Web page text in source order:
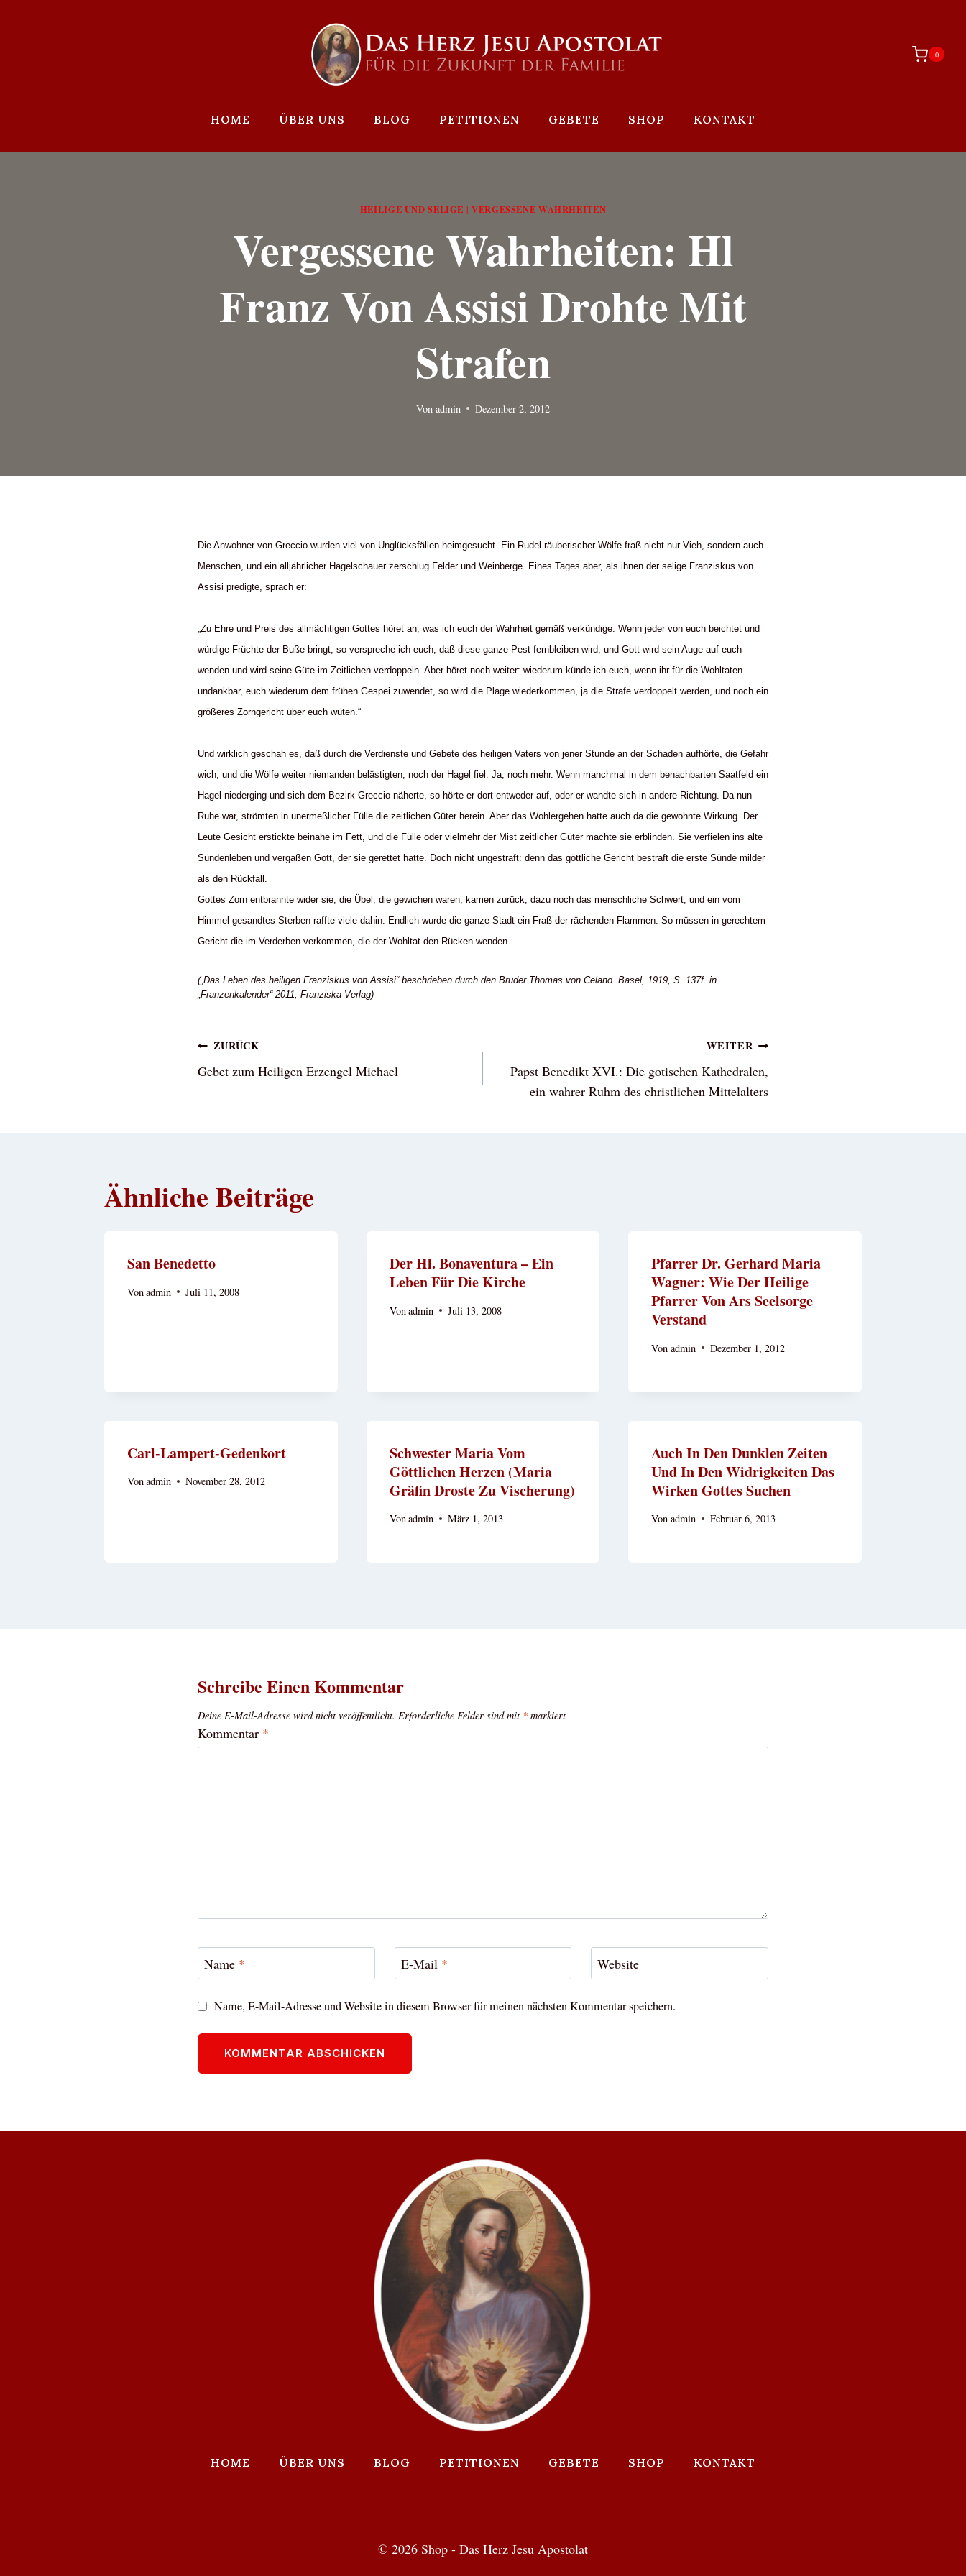
0
HOME ÜBER UNS BLOG PETITIONEN GEBETE SHOP KONTAKT
HEILIGE UND SELIGE | VERGESSENE WAHRHEITEN
Vergessene Wahrheiten: Hl
Franz Von Assisi Drohte Mit
Strafen
Von admin Dezember 2, 2012
Die Anwohner von Greccio wurden viel von Unglücksfällen heimgesucht. Ein Rudel räuberischer Wölfe fraß nicht nur Vieh, sondern auch
Menschen, und ein alljährlicher Hagelschauer zerschlug Felder und Weinberge. Eines Tages aber, als ihnen der selige Franziskus von
Assisi predigte, sprach er:
„Zu Ehre und Preis des allmächtigen Gottes höret an, was ich euch der Wahrheit gemäß verkündige. Wenn jeder von euch beichtet und
würdige Früchte der Buße bringt, so verspreche ich euch, daß diese ganze Pest fernbleiben wird, und Gott wird sein Auge auf euch
wenden und wird seine Güte im Zeitlichen verdoppeln. Aber höret noch weiter: wiederum künde ich euch, wenn ihr für die Wohltaten
undankbar, euch wiederum dem frühen Gespei zuwendet, so wird die Plage wiederkommen, ja die Strafe verdoppelt werden, und noch ein
größeres Zorngericht über euch wüten.“
Und wirklich geschah es, daß durch die Verdienste und Gebete des heiligen Vaters von jener Stunde an der Schaden aufhörte, die Gefahr
wich, und die Wölfe weiter niemanden belästigten, noch der Hagel fiel. Ja, noch mehr. Wenn manchmal in dem benachbarten Saatfeld ein
Hagel niederging und sich dem Bezirk Greccio näherte, so hörte er dort entweder auf, oder er wandte sich in andere Richtung. Da nun
Ruhe war, strömten in unermeßlicher Fülle die zeitlichen Güter herein. Aber das Wohlergehen hatte auch da die gewohnte Wirkung. Der
Leute Gesicht erstickte beinahe im Fett, und die Fülle oder vielmehr der Mist zeitlicher Güter machte sie erblinden. Sie verfielen ins alte
Sündenleben und vergaßen Gott, der sie gerettet hatte. Doch nicht ungestraft: denn das göttliche Gericht bestraft die erste Sünde milder
als den Rückfall.
Gottes Zorn entbrannte wider sie, die Übel, die gewichen waren, kamen zurück, dazu noch das menschliche Schwert, und ein vom
Himmel gesandtes Sterben raffte viele dahin. Endlich wurde die ganze Stadt ein Fraß der rächenden Flammen. So müssen in gerechtem
Gericht die im Verderben verkommen, die der Wohltat den Rücken wenden.
(„Das Leben des heiligen Franziskus von Assisi“ beschrieben durch den Bruder Thomas von Celano. Basel, 1919, S. 137f. in
„Franzenkalender“ 2011, Franziska-Verlag)
Beitragsnavigation
ZURÜCK
Gebet zum Heiligen Erzengel Michael
WEITER
Papst Benedikt XVI.: Die gotischen Kathedralen,
ein wahrer Ruhm des christlichen Mittelalters
Ähnliche Beiträge
San Benedetto
Vonadmin Juli 11, 2008
Der Hl. Bonaventura – Ein
Leben Für Die Kirche
Vonadmin Juli 13, 2008
Pfarrer Dr. Gerhard Maria
Wagner: Wie Der Heilige
Pfarrer Von Ars Seelsorge
Verstand
Von admin Dezember 1, 2012
Carl-Lampert-Gedenkort
Vonadmin November 28, 2012
Schwester Maria Vom
Göttlichen Herzen (Maria
Gräfin Droste Zu Vischerung)
Vonadmin März 1, 2013
Auch In Den Dunklen Zeiten
Und In Den Widrigkeiten Das
Wirken Gottes Suchen
Von admin Februar 6, 2013
Schreibe Einen Kommentar
Deine E-Mail-Adresse wird nicht veröffentlicht. Erforderliche Felder sind mit * markiert
Kommentar *
Name * E-Mail * Website
Name, E-Mail-Adresse und Website in diesem Browser für meinen nächsten Kommentar speichern.
HOME ÜBER UNS BLOG PETITIONEN GEBETE SHOP KONTAKT
© 2026 Shop - Das Herz Jesu Apostolat